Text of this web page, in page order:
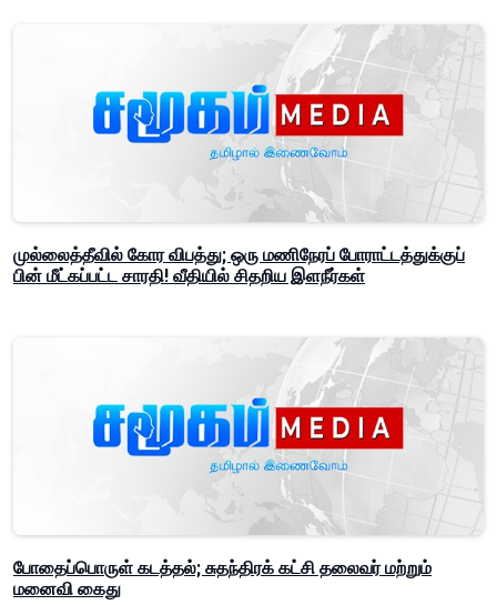
முல்லைத்தீவில் கோர விபத்து; ஒரு மணிநேரப் போராட்டத்துக்குப்
பின் மீட்கப்பட்ட சாரதி! வீதியில் சிதறிய இளநீர்கள்
போதைப்பொருள் கடத்தல்; சுதந்திரக் கட்சி தலைவர் மற்றும்
மனைவி கைது